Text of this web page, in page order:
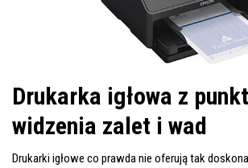
Drukarka igłowa z
widzenia zalet i wad
Drukarki igłowe co prawda nie oferują tak